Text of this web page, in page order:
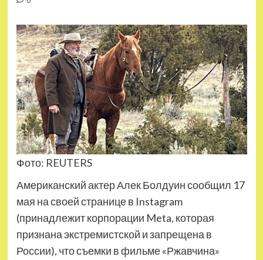
Фото: REUTERS
Американский актер Алек Болдуин сообщил 17
мая на своей странице в Instagram
(принадлежит корпорации Meta, которая
признана экстремистской и запрещена в
России), что съемки в фильме «Ржавчина»